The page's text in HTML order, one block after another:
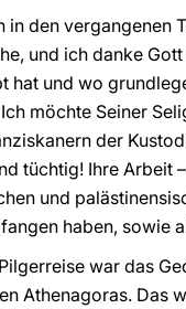
in den vergangenen
und ich danke
hat und wo
möchte Seiner
der
tüchtig! Ihre Arbeit
und
haben, sowie
war das
Athenagoras. Das